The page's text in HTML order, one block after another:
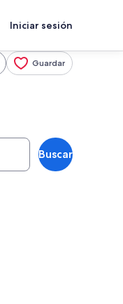
Iniciar sesión
Guardar
Buscar